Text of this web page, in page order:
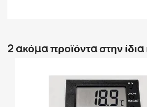
2 ακόμα προϊόντα στην